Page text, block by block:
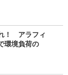
！ アラフィ
環境負荷の